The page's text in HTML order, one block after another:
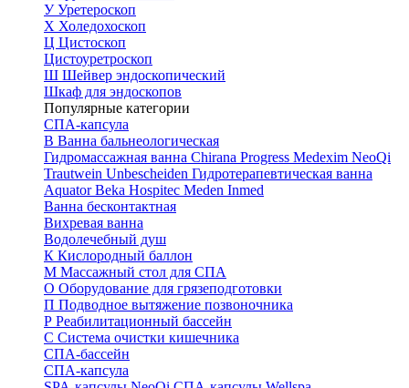
УУретероскоп
Х Холедохоскоп
Ц Цистоскоп
Цистоуретроскоп
Ш Шейвер эндоскопический
Шкаф для эндоскопов
Популярные категории
СПА-капсула
В Ванна бальнеологическая
Гидромассажная ванна Chirana Progress Medexim NeoQi
Trautwein Unbescheiden Гидротерапевтическая ванна
AquatorBeka Hospitec Meden Inmed
Ванна бесконтактная
Вихревая ванна
Водолечебный душ
К Кислородный баллон
М Массажный стол для СПА
О Оборудование для грязеподготовки
П Подводное вытяжение позвоночника
Р Реабилитационный бассейн
С Система очистки кишечника
СПА-бассейн
СПА-капсула